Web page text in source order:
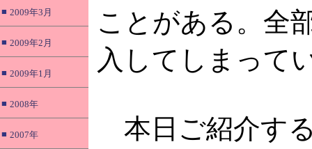
■ 2009年3月
■ 2009年2月
■ 2009年1月
■ 2008年
■ 2007年
ことがある。全
入してしまって
本日ご紹介す